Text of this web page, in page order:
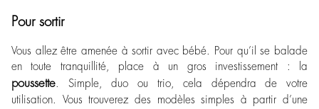
Pour sortir
Vous allez être amenée à sortir avec bébé. Pour qu’il se balade
en toute tranquillité, place à un gros investissement : la
poussette. Simple, duo ou trio, cela dépendra de votre
utilisation. Vous trouverez des modèles simples à partir d’une